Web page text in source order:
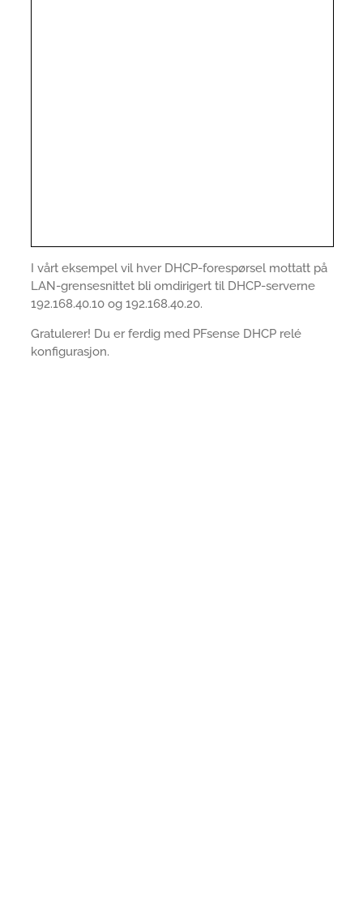
I vårt eksempel vil hver DHCP-forespørsel mottatt på
LAN-grensesnittet bli omdirigert til DHCP-serverne
192.168.40.10 og 192.168.40.20.
Gratulerer! Du er ferdig med PFsense DHCP relé
konfigurasjon.